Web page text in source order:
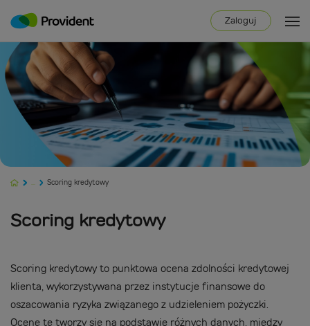
Zaloguj
... Scoring kredytowy
Scoring kredytowy
Scoring kredytowy to punktowa ocena zdolności kredytowej
klienta, wykorzystywana przez instytucje finansowe do
oszacowania ryzyka związanego z udzieleniem pożyczki.
Ocenę tę tworzy się na podstawie różnych danych, między